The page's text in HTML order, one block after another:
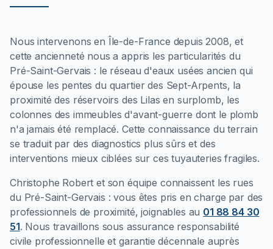
Nous intervenons en Île-de-France depuis 2008, et
cette ancienneté nous a appris les particularités du
Pré-Saint-Gervais : le réseau d'eaux usées ancien qui
épouse les pentes du quartier des Sept-Arpents, la
proximité des réservoirs des Lilas en surplomb, les
colonnes des immeubles d'avant-guerre dont le plomb
n'a jamais été remplacé. Cette connaissance du terrain
se traduit par des diagnostics plus sûrs et des
interventions mieux ciblées sur ces tuyauteries fragiles.
Christophe Robert et son équipe connaissent les rues
du Pré-Saint-Gervais : vous êtes pris en charge par des
professionnels de proximité, joignables au 01 88 84 30
51. Nous travaillons sous assurance responsabilité
civile professionnelle et garantie décennale auprès